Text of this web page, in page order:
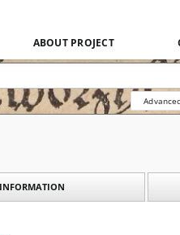
ABOUT PROJECT
INFORMATION